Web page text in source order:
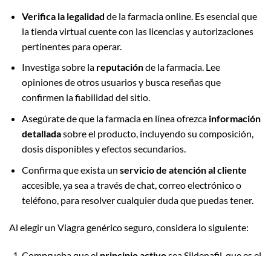
Verifica la legalidad de la farmacia online. Es esencial que
la tienda virtual cuente con las licencias y autorizaciones
pertinentes para operar.
Investiga sobre la reputaciónde la farmacia. Lee
opiniones de otros usuarios y busca reseñas que
confirmen la fiabilidad del sitio.
Asegúrate de que la farmacia en línea ofrezca información
detalladasobre el producto, incluyendo su composición,
dosis disponibles y efectos secundarios.
Confirma que exista un servicio de atención al cliente
accesible, ya sea a través de chat, correo electrónico o
teléfono, para resolver cualquier duda que puedas tener.
Al elegir un Viagra genérico seguro, considera lo siguiente: